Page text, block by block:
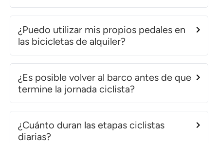
¿Puedo utilizar mis propios pedales en
las bicicletas de alquiler?
¿Es posible volver al barco antes de que
termine la jornada ciclista?
¿Cuánto duran las etapas ciclistas
diarias?